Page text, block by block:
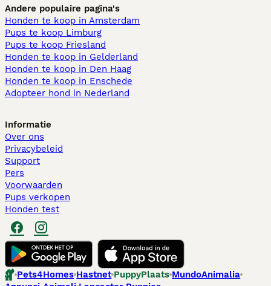
Andere populaire pagina's
Honden te koop in Amsterdam
Pups te koop Limburg​
Pups te koop Friesland​
Honden te koop in Gelderland
Honden te koop in Den Haag
Honden te koop in Enschede
Adopteer hond in Nederland
Informatie
Over ons
Privacybeleid
Support
Pers
Voorwaarden
Pups verkopen
Honden test
Pets4Homes Hastnet PuppyPlaats MundoAnimalia